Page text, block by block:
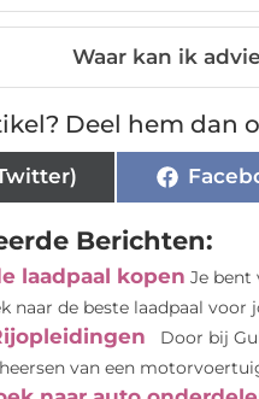
Waar kan ik
Deel hem dan
Berichten:
laadpaal kopen Je bent
naar de beste laadpaal voor
Door bij
van een